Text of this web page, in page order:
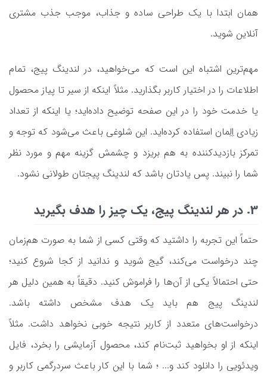
همان ابتدا با یک طراحی ساده و جذاب، موجب جذب مشتری
آنلاین شوید.
مهم‌ترین اشتباه این است که می‌خواهید، در لندینگ پیج، تمام
اطلاعات را در اختیار کاربر بگذارید. مثلاً اینکه از سیر تا پیاز محصول
یا خدمت خود را در این صفحه توضیح‌ داده‌اید؛ یا اینکه از تعداد
زیادی اِلِمان استفاده کرده‌اید. این شلوغی باعث می‌شود که توجه و
تمرکز بازدیدکننده به هم بریزد و چشمش گزینه مهم و مورد نظر
شما را نبیند. پس یادتان باشد که لندینگ پیجتان طولانی نشود.
3. در هر لندینگ پیج، یک چیز را هدف بگیرید
حتماً این تجربه را داشتید که وقتی کسی از شما به صورت هم‌زمان
چند درخواست می‌کند، گیج شوید و ندانید از کجا شروع کنید؛
حتی احتمالاً یکی از آن‌ها را فراموش کنید. دقیقاً به همین دلیل هر
لندینگ پیج هم باید یک هدف مشخص داشته باشد.
درخواست‌های متعدد از کاربر نتیجه خوبی نخواهد داشت. مثلاً
اینکه از او بخواهید ثبت‌نام کند، محصول آزمایشی را بخرد، فایل
ویدئویی را دانلود کند و... ؛ شما با این کار باعث سردرگمی کاربر و